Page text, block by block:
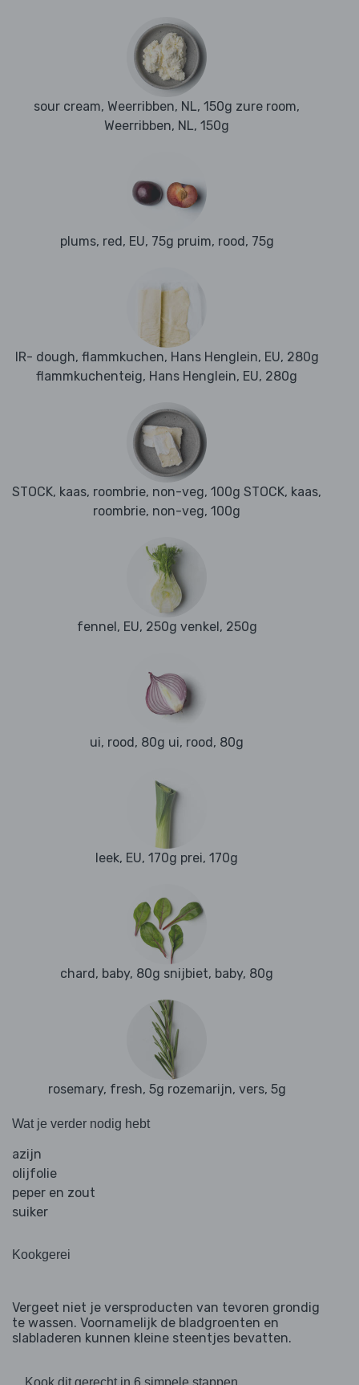
sour cream, Weerribben, NL, 150g zure room,
Weerribben, NL, 150g
plums, red, EU, 75g pruim, rood, 75g
IR- dough, flammkuchen, Hans Henglein, EU, 280g
flammkuchenteig, Hans Henglein, EU, 280g
STOCK, kaas, roombrie, non-veg, 100g STOCK, kaas,
roombrie, non-veg, 100g
fennel, EU, 250g venkel, 250g
ui, rood, 80g ui, rood, 80g
leek, EU, 170g prei, 170g
chard, baby, 80g snijbiet, baby, 80g
rosemary, fresh, 5g rozemarijn, vers, 5g
Wat je verder nodig hebt
azijn
olijfolie
peper en zout
suiker
Kookgerei
Vergeet niet je versproducten van tevoren grondig
te wassen. Voornamelijk de bladgroenten en
slabladeren kunnen kleine steentjes bevatten.